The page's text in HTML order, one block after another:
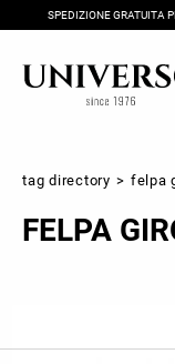
SPEDIZIONE GRATUITA
tag directory > felpa
FELPA